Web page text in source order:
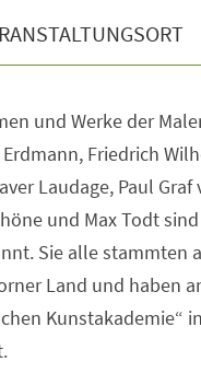
und Werke der
Friedrich
Laudage, Paul
und Max Todt
Sie alle stammten
Land und haben
Kunstakademie“